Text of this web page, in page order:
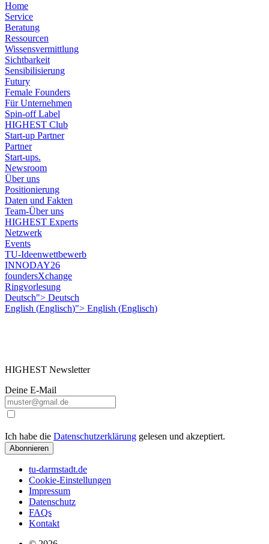
Home
Service
Beratung
Ressourcen
Wissensvermittlung
Sichtbarkeit
Sensibilisierung
Futury
Female Founders
Für Unternehmen
Spin-off Label
HIGHEST Club
Start-up Partner
Partner
Start-ups.
Newsroom
Über uns
Positionierung
Daten und Fakten
Team-Über uns
HIGHEST Experts
Netzwerk
Events
TU-Ideenwettbewerb
INNODAY26
foundersXchange
Ringvorlesung
Deutsch"> Deutsch
English (Englisch)"> English (Englisch)
HIGHEST Newsletter
Deine E-Mail
Ich habe die Datenschutzerklärung gelesen und akzeptiert.
Abonnieren
tu-darmstadt.de
Cookie-Einstellungen
Impressum
Datenschutz
FAQs
Kontakt